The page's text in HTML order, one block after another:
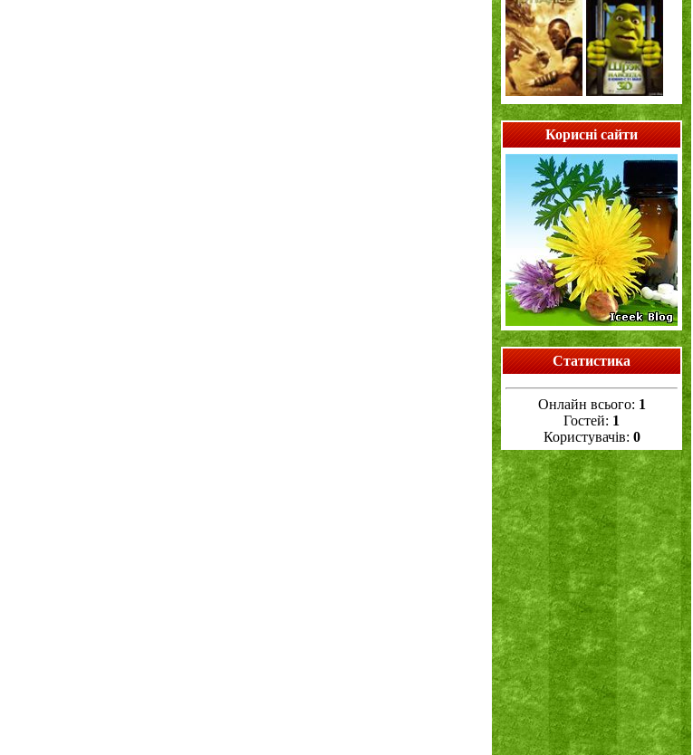
Корисні сайти
Статистика
Онлайн всього: 1
Гостей: 1
Користувачів: 0